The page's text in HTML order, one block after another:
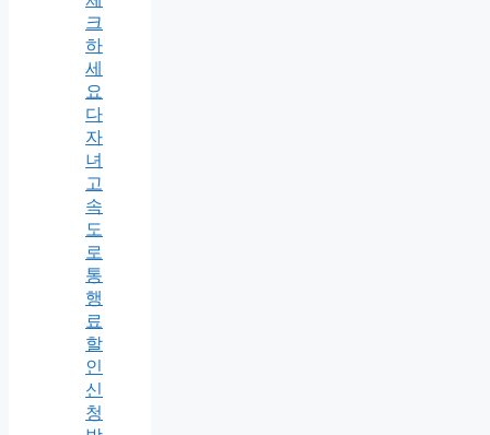
크
하
세
요
다
자
녀
고
속
도
로
통
행
료
할
인
신
청